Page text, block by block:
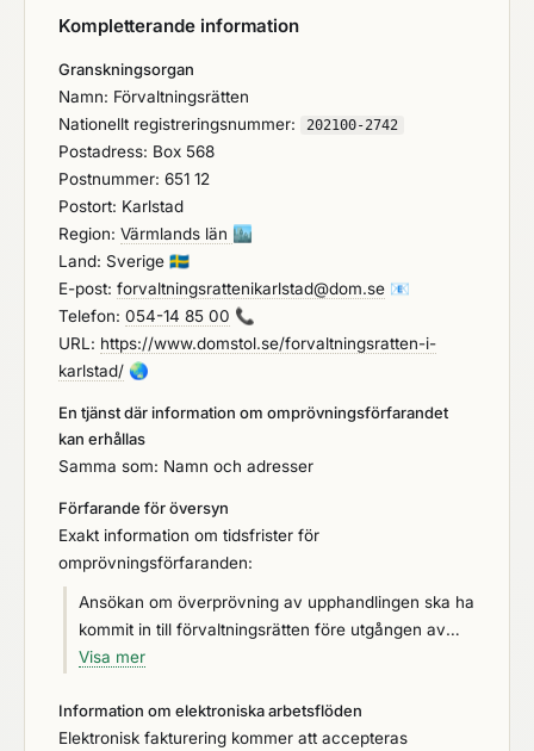
Kompletterande information
Granskningsorgan
Namn: Förvaltningsrätten
Nationellt registreringsnummer:
202100-2742
Postadress: Box 568
Postnummer: 651 12
Postort: Karlstad
Region: Värmlands län 🏙️
Land: Sverige 🇸🇪
E-post: forvaltningsrattenikarlstad@dom.se 📧
Telefon: 054-14 85 00 📞
URL: https://www.domstol.se/forvaltningsratten-i-
karlstad/ 🌏
En tjänst där information om omprövningsförfarandet
kan erhållas
Samma som: Namn och adresser
Förfarande för översyn
Exakt information om tidsfrister för
omprövningsförfaranden:
Ansökan om överprövning av upphandlingen ska ha
kommit in till förvaltningsrätten före utgången av
avtalsspärren (20 kap. 11 § LOU). Avtalsspärren
har skickats elektroniskt. Ansökan om överprövning
av ett avtals giltighet ska ha kommit in till
Visa mer
Information om elektroniska arbetsflöden
Elektronisk fakturering kommer att accepteras